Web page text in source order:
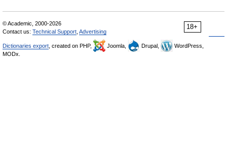
18+
© Academic, 2000-2026
Contact us: Technical Support Advertising
Dictionaries export , created on PHP, Joomla, Drupal,
WordPress,
MODx.